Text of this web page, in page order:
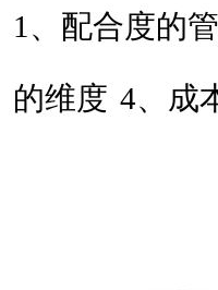
1、配合度的
的维度 4、成